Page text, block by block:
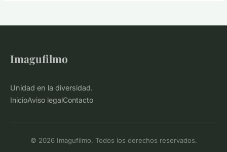
Imagufilmo
Unidad en la diversidad.
InicioAviso legalContacto
© 2026 Imagufilmo. Todos los derechos reservados.